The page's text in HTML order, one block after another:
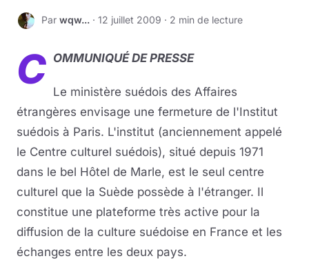
W Par wqw... · 12 juillet 2009 · 2 min de lecture
C OMMUNIQUÉ DE PRESSE
Le ministère suédois des Affaires
étrangères envisage une fermeture de l'Institut
suédois à Paris. L'institut (anciennement appelé
le Centre culturel suédois), situé depuis 1971
dans le bel Hôtel de Marle, est le seul centre
culturel que la Suède possède à l'étranger. Il
constitue une plateforme très active pour la
diffusion de la culture suédoise en France et les
échanges entre les deux pays.